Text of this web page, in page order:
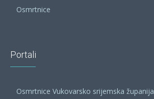
Osmrtnice
Portali
Osmrtnice Vukovarsko srijemska županija